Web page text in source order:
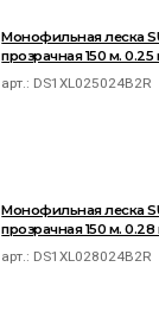
Монофильная леска
прозрачная 150 м. 0.25
арт.: DS1XL025024B2R
Монофильная леска
прозрачная 150 м. 0.28
арт.: DS1XL028024B2R